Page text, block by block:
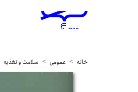
خانه عمومی سلامت و تغذیه